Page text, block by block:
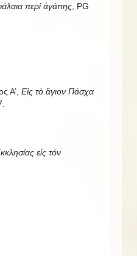
περὶ ἀγάπης , PG
Α’, Εἰς τὸ ἅγιον Πάσχα
εἰς τόν